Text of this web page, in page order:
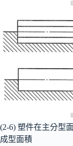
(2-6) 塑件在主分型
成型面積